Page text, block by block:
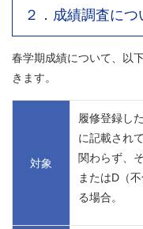
２．成績調査に
春学期成績について、以
きます。
対象
履修登録し
に記載され
関わらず、
またはD（
る場合。